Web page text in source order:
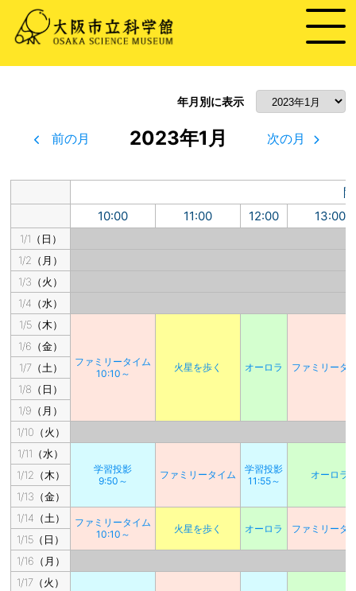
年月別に表示
前の月 2023年1月 次の月
10:00
11:00 12:00 13:00
1/1（日）
1/2（月）
1/3（火）
1/4（水）
1/5（木）
ファミリータイム
10:10～
火星を歩く オーロラ ファミリータ
1/6（金）
1/7（土）
1/8（日）
1/9（月）
1/10（火）
1/11（水）
学習投影
9:50～
ファミリータイム
学習投影
11:55～
オーロラ
1/12（木）
1/13（金）
1/14（土）
ファミリータイム
10:10～
火星を歩く オーロラ ファミリータ
1/15（日）
1/16（月）
1/17（火）